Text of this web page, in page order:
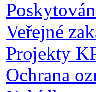
Veřejné
Projekty
Ochrana